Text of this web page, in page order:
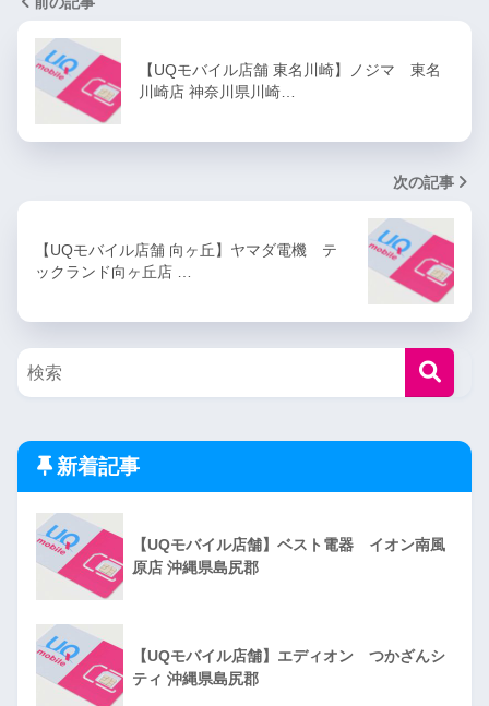
【UQモバイル店舗 東名川崎】ノジマ 東名
川崎店 神奈川県川崎…
次の記事
【UQモバイル店舗 向ヶ丘】ヤマダ電機 テ
ックランド向ヶ丘店 …
新着記事
【UQモバイル店舗】ベスト電器 イオン南風
原店 沖縄県島尻郡
【UQモバイル店舗】エディオン つかざんシ
ティ 沖縄県島尻郡